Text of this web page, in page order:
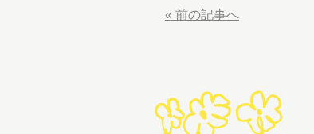
« 前の記事へ